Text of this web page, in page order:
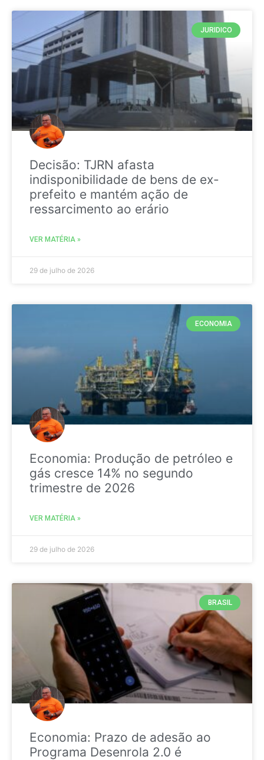
JURIDICO
Decisão: TJRN afasta
indisponibilidade de bens de ex-
prefeito e mantém ação de
ressarcimento ao erário
VER MATÉRIA »
29 de julho de 2026
ECONOMIA
Economia: Produção de petróleo e
gás cresce 14% no segundo
trimestre de 2026
VER MATÉRIA »
29 de julho de 2026
BRASIL
Economia: Prazo de adesão ao
Programa Desenrola 2.0 é